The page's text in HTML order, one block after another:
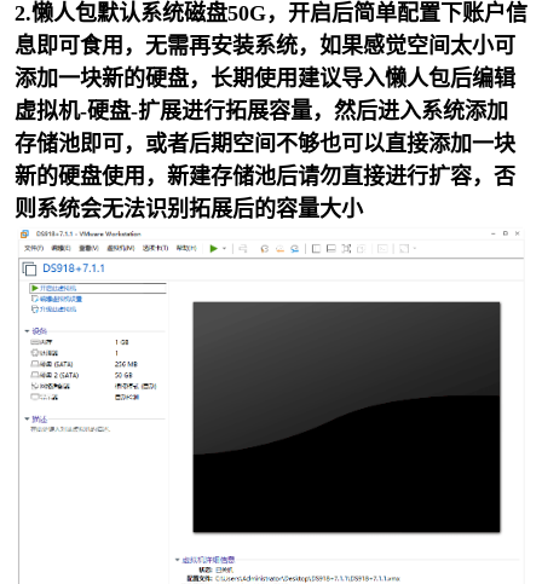
52
2.懒人包默认系统磁盘50G，开启后简单配置下账户信
息即可食用，无需再安装系统，如果感觉空间太小可
添加一块新的硬盘，长期使用建议导入懒人包后编辑
虚拟机-硬盘-扩展进行拓展容量，然后进入系统添加
存储池即可，或者后期空间不够也可以直接添加一块
新的硬盘使用，新建存储池后请勿直接进行扩容，否
则系统会无法识别拓展后的容量大小